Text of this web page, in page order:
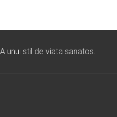
unui stil de viata sanatos.